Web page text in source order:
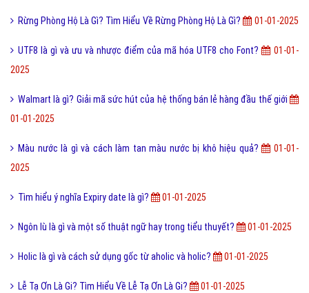
Rừng Phòng Hộ Là Gì? Tìm Hiểu Về Rừng Phòng Hộ Là Gì? 01-01-2025
UTF8 là gì và ưu và nhược điểm của mã hóa UTF8 cho Font?
01-01-
2025
Walmart là gì? Giải mã sức hút của hệ thống bán lẻ hàng đầu thế giới
01-01-2025
Màu nước là gì và cách làm tan màu nước bị khô hiệu quả?
01-01-
2025
Tìm hiểu ý nghĩa Expiry date là gì? 01-01-2025
Ngôn lù là gì và một số thuật ngữ hay trong tiểu thuyết? 01-01-2025
Holic là gì và cách sử dụng gốc từ aholic và holic? 01-01-2025
Lễ Tạ Ơn Là Gi? Tìm Hiểu Về Lễ Tạ Ơn Là Gi? 01-01-2025